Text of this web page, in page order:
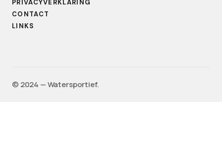
PRIVACYVERKLARING
CONTACT
LINKS
©️ 2024 — Watersportief.